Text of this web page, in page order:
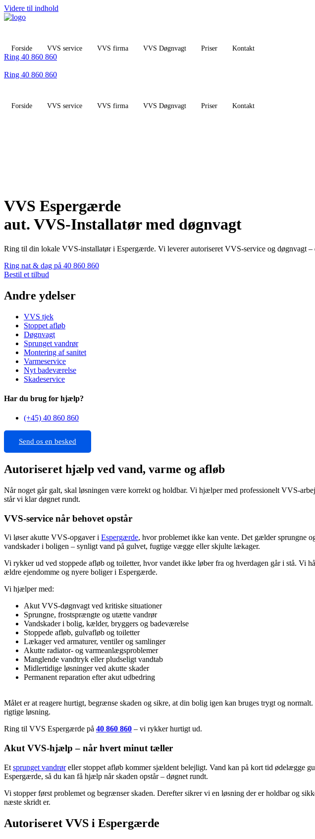
Videre til indhold
Forside VVS service VVS firma VVS Døgnvagt Priser Kontakt
Ring 40 860 860
Ring 40 860 860
Forside VVS service VVS firma VVS Døgnvagt Priser Kontakt
VVS Espergærde
aut. VVS-Installatør med døgnvagt
Ring til din lokale VVS-installatør i Espergærde. Vi leverer autoriseret VVS-service og døgnvagt –
Ring nat & dag på 40 860 860
Bestil et tilbud
Andre ydelser
VVS tjek
Stoppet afløb
Døgnvagt
Sprunget vandrør
Montering af sanitet
Varmeservice
Nyt badeværelse
Skadeservice
Har du brug for hjælp?
(+45) 40 860 860
Send os en besked
Autoriseret hjælp ved vand, varme og afløb
Når noget går galt, skal løsningen være korrekt og holdbar. Vi hjælper med professionelt VVS-
står vi klar døgnet rundt.
VVS-service når behovet opstår
Vi løser akutte VVS-opgaver i Espergærde, hvor problemet ikke kan vente. Det gælder sprungne
vandskader i boligen – synligt vand på gulvet, fugtige vægge eller skjulte lækager.
Vi rykker ud ved stoppede afløb og toiletter, hvor vandet ikke løber fra og hverdagen går i stå. Vi
ældre ejendomme og nyere boliger i Espergærde.
Vi hjælper med:
Akut VVS-døgnvagt ved kritiske situationer
Sprungne, frostsprængte og utætte vandrør
Vandskader i bolig, kælder, bryggers og badeværelse
Stoppede afløb, gulvafløb og toiletter
Lækager ved armaturer, ventiler og samlinger
Akutte radiator- og varmeanlægsproblemer
Manglende vandtryk eller pludseligt vandtab
Midlertidige løsninger ved akutte skader
Permanent reparation efter akut udbedring
Målet er at reagere hurtigt, begrænse skaden og sikre, at din bolig igen kan bruges trygt og
rigtige løsning.
Ring til VVS Espergærde på 40 860 860 – vi rykker hurtigt ud.
Akut VVS-hjælp – når hvert minut tæller
Et sprunget vandrøreller stoppet afløb kommer sjældent belejligt. Vand kan på kort tid ødelægge
Espergærde, så du kan få hjælp når skaden opstår – døgnet rundt.
Vi stopper først problemet og begrænser skaden. Derefter sikrer vi en løsning der er holdbar og
næste skridt er.
Autoriseret VVS i Espergærde